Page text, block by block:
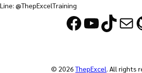
Line: @ThepExcelTraining
Facebook YouTube TikTok Mail
© 2026ThepExcel. All rights